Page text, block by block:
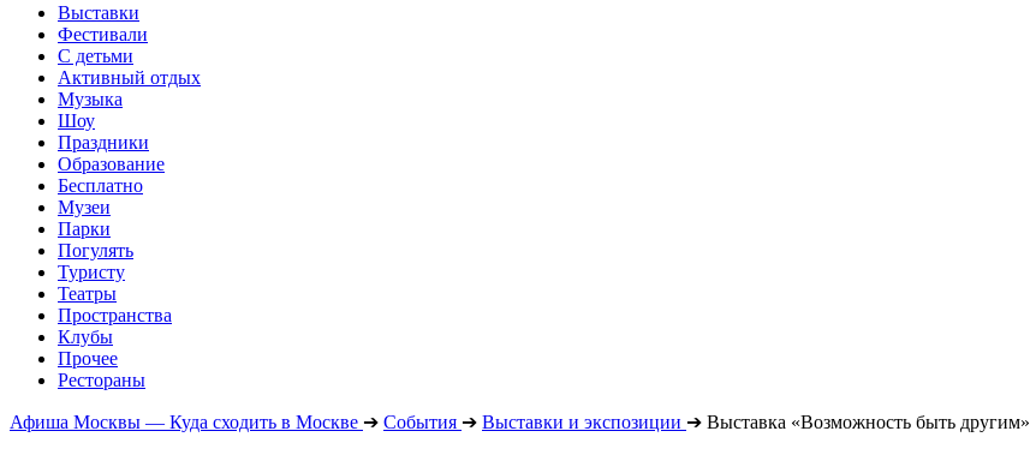
Выставки
Фестивали
С детьми
Активный отдых
Музыка
Шоу
Праздники
Образование
Бесплатно
Музеи
Парки
Погулять
Туристу
Театры
Пространства
Клубы
Прочее
Рестораны
Афиша Москвы — Куда сходить в Москве ➔ События ➔ Выставки и экспозиции ➔ Выставка «Возможность быть другим»